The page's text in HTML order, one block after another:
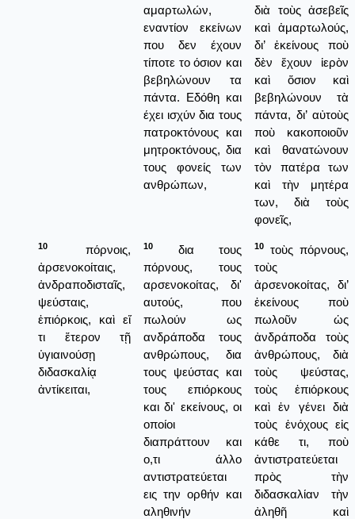
αμαρτωλών,
εναντίον εκείνων
που δεν έχουν
τίποτε το όσιον και
βεβηλώνουν τα
πάντα. Εδόθη και
έχει ισχύν δια τους
πατροκτόνους και
μητροκτόνους, δια
τους φονείς των
ανθρώπων,
διὰ τοὺς ἀσεβεῖς
καὶ ἁμαρτωλούς,
δι’ ἐκείνους ποὺ
δὲν ἔχουν ἱερὸν
καὶ ὅσιον καὶ
βεβηλώνουν τὰ
πάντα, δι’ αὐτοὺς
ποὺ κακοποιοῦν
καὶ θανατώνουν
τὸν πατέρα των
καὶ τὴν μητέρα
των, διὰ τοὺς
φονεῖς,
10
πόρνοις,
ἀρσενοκοίταις,
ἀνδραποδισταῖς,
ψεύσταις,
ἐπιόρκοις, καὶ εἴ
τι ἕτερον τῇ
ὑγιαινούσῃ
διδασκαλίᾳ
ἀντίκειται,
10
δια τους
πόρνους, τους
αρσενοκοίτας, δι'
αυτούς, που
πωλούν ως
ανδράποδα τους
ανθρώπους, δια
τους ψεύστας και
τους επιόρκους
και δι' εκείνους, οι
οποίοι
διαπράττουν και
ο,τι άλλο
αντιστρατεύεται
εις την ορθήν και
αληθινήν
10
τοὺς πόρνους,
τοὺς
ἀρσενοκοίτας, δι’
ἐκείνους ποὺ
πωλοῦν ὡς
ἀνδράποδα τοὺς
ἀνθρώπους, διὰ
τοὺς ψεύστας,
τοὺς ἐπιόρκους
καὶ ἐν γένει διὰ
τοὺς ἐνόχους εἰς
κάθε τι, ποὺ
ἀντιστρατεύεται
πρὸς τὴν
διδασκαλίαν τὴν
ἀληθῆ καὶ